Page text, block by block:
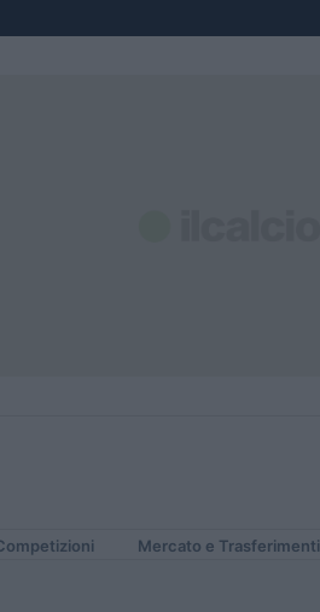
Mercato e Trasferimenti